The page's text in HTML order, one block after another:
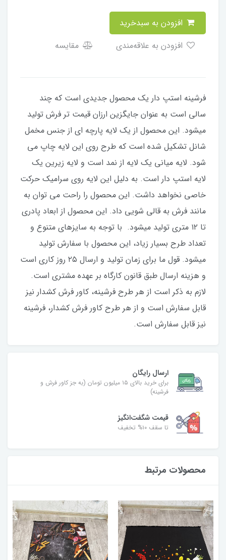
مقایسه
فرشینه استپ دار یک محصول جدیدی است که چند
سالی است به عنوان جایگزین ارزان قیمت تر فرش تولید
میشود. این محصول از یک لایه پارچه ای از جنس مخمل
شانل تشکیل شده است که طرح روی این لایه چاپ می
شود. لایه میانی یک لایه از نمد است و لایه زیرین یک
لایه استپ دار است. به دلیل این لایه روی سرامیک حرکت
خاصی نخواهد داشت. این محصول را راحت می توان به
مانند فرش به قالی شویی داد. این محصول از ابعاد پادری
تا ۱۲ متری تولید میشود. با توجه به سایزهای متنوع و
تعداد طرح بسیار زیاد، این محصول با سفارش تولید
میشود. قول ما برای زمان تولید و ارسال ۲۵‌ روز کاری است
و هزینه ارسال طبق قانون کارگاه بر عهده مشتری است.
لازم به ذکر است از هر طرح فرشینه، کاور فرش کشدار نیز
قابل‌ سفارش است و از هر طرح کاور فرش کشدار، فرشینه
نیز قابل‌ سفارش است.
ارسال رایگان
برای خرید بالای ۱۵ میلیون تومان (به جز کاور فرش و
فرشینه)
قیمت شگفت‌انگیز
تا سقف ۱۰% تخفیف
محصولات مرتبط